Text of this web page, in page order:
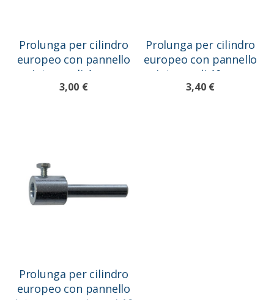
Prolunga per cilindro
europeo con pannello
interno di 4 mm
3,00 €
Prolunga per cilindro
europeo con pannello
interno di 10 mm
3,40 €
Prolunga per cilindro
europeo con pannello